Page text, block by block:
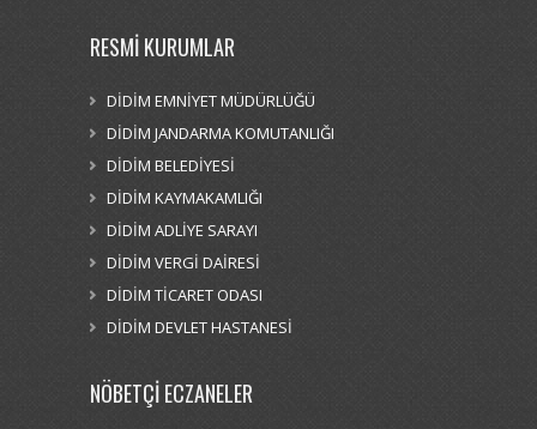
RESMİ KURUMLAR
DİDİM EMNİYET MÜDÜRLÜĞÜ
DİDİM JANDARMA KOMUTANLIĞI
DİDİM BELEDİYESİ
DİDİM KAYMAKAMLIĞI
DİDİM ADLİYE SARAYI
DİDİM VERGİ DAİRESİ
DİDİM TİCARET ODASI
DİDİM DEVLET HASTANESİ
NÖBETÇİ ECZANELER